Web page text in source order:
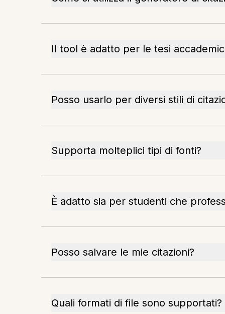
Il tool è adatto per le tesi
Posso usarlo per diversi stili di
Supporta molteplici tipi di fonti?
È adatto sia per studenti che
Posso salvare le mie citazioni?
Quali formati di file sono supportati?